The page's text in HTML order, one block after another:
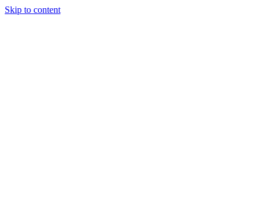
Skip to content